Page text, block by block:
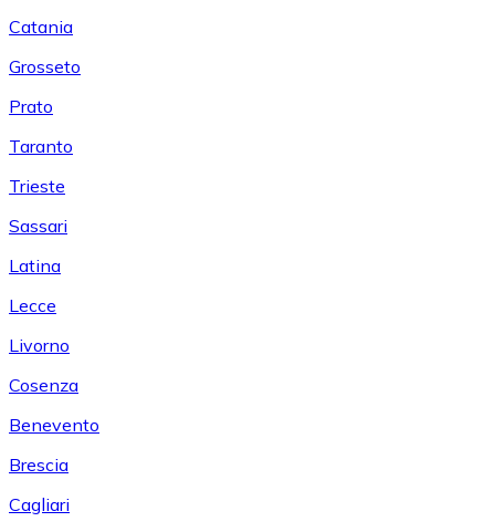
Catania
Grosseto
Prato
Taranto
Trieste
Sassari
Latina
Lecce
Livorno
Cosenza
Benevento
Brescia
Cagliari